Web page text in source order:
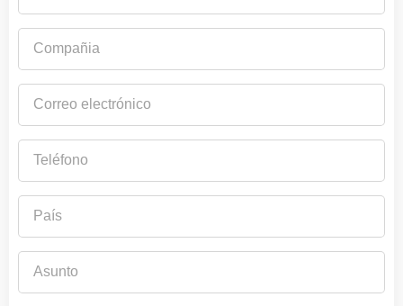
electrónico